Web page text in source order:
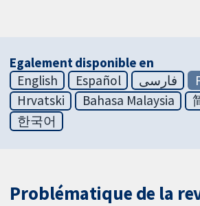
Egalement disponible en
English
Español فارسی
Hrvatski
Bahasa Malaysia
한국어
Problématique de la